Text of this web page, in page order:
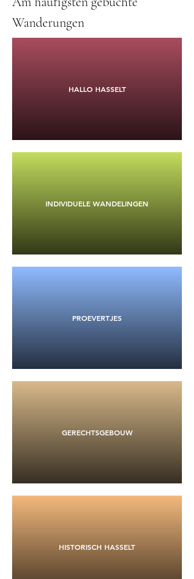
Wanderungen
HALLO HASSELT
INDIVIDUELE WANDELINGEN
PROEVERTJES
GERECHTSGEBOUW
HISTORISCH HASSELT